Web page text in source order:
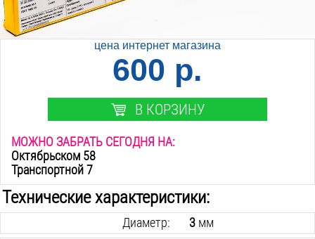
цена интернет магазина
600 р.
В КОРЗИНУ
МОЖНО ЗАБРАТЬ СЕГОДНЯ НА:
Октябрьском 58
Транспортной 7
Технические характеристики:
Диаметр: 3мм